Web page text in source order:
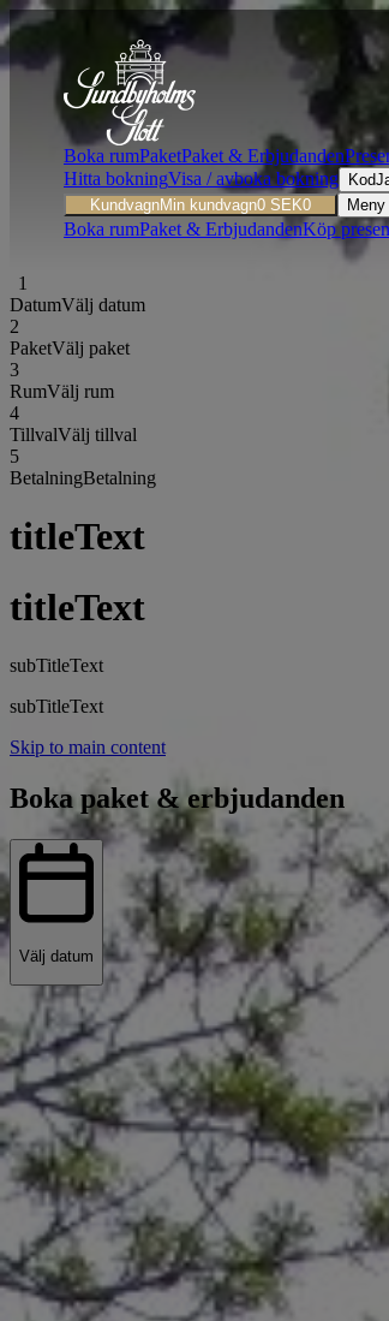
Boka rumPaketPaket & Erbjudanden
Hitta bokningVisa / avboka bokning Kod
KundvagnMin kundvagn0 SEK0 Meny
Boka rumPaket & ErbjudandenKöp
1
DatumVälj datum
2
PaketVälj paket
3
RumVälj rum
4
TillvalVälj tillval
5
BetalningBetalning
titleText
titleText
subTitleText
subTitleText
Skip to main content
Boka paket & erbjudanden
Välj datum